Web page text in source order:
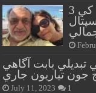
هزار خان بجاراڻي کي هڪ ۽ فريحا کي 3
تبديلي بابت آگاهي
جون تياريون جاري
July 11, 2023 1